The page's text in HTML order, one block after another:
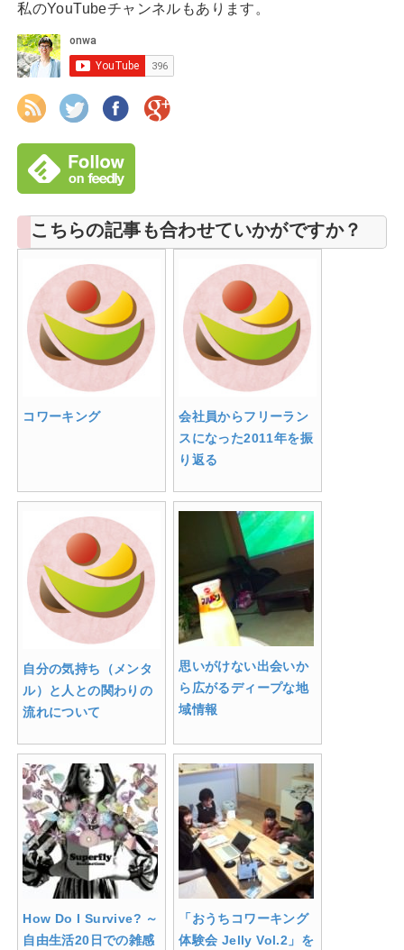
私のYouTubeチャンネルもあります。
こちらの記事も合わせていかがですか？
コワーキング
会社員からフリーラン
スになった2011年を振
り返る
自分の気持ち（メンタ
ル）と人との関わりの
流れについて
思いがけない出会いか
ら広がるディープな地
域情報
How Do I Survive? ～
自由生活20日での雑感
「おうちコワーキング
体験会 Jelly Vol.2」を